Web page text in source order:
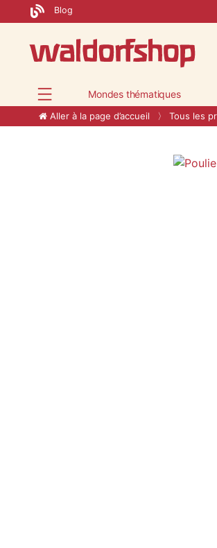
Blog
Mondes thématiques
Aller à la page d’accueil Tous les